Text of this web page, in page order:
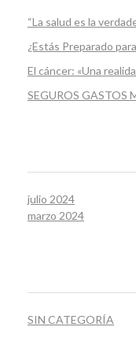
“La salud es la
¿Estás Preparado
El cáncer: «Una
SEGUROS GASTOS
julio 2024
marzo 2024
SIN CATEGORÍA